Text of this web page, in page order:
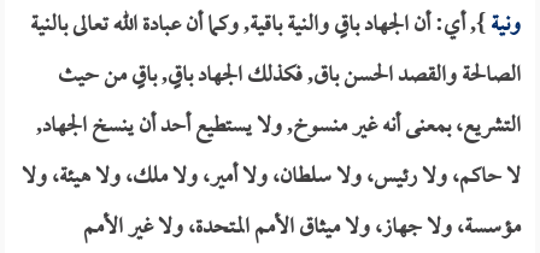
ونية}, أي: أن الجهاد باقٍ والنية باقية, وكما أن عبادة الله تعالى بالنية
الصالحة والقصد الحسن باق, فكذلك الجهاد باقٍ, باقٍ من حيث
التشريع، بمعنى أنه غير منسوخ, ولا يستطيع أحد أن ينسخ الجهاد,
لا حاكم، ولا رئيس، ولا سلطان، ولا أمير، ولا ملك، ولا هيئة، ولا
مؤسسة، ولا جهاز، ولا ميثاق الأمم المتحدة، ولا غير الأمم